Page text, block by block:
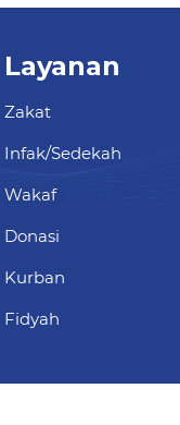
Layanan
Zakat
Infak/Sedekah
Wakaf
Donasi
Kurban
Fidyah